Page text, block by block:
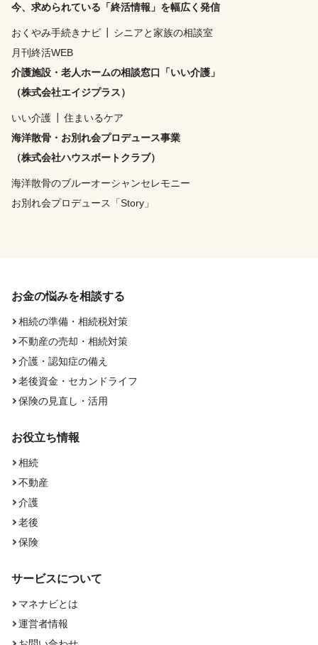
今、求められている「終活情報」を幅広く発信
おくやみ手続きナビ
シニアと家族の相談室
月刊終活WEB
介護施設・老人ホームの相談窓口「いい介護」
（株式会社エイジプラス）
いい介護
住まいるケア
海洋散骨・お別れ会プロデュース事業
（株式会社ハウスボートクラブ）
海洋散骨のブルーオーシャンセレモニー
お別れ会プロデュース「Story」
お金の悩みを相談する
相続の準備・相続税対策
不動産の売却・相続対策
介護・認知症の備え
老後資金・セカンドライフ
保険の見直し・活用
お役立ち情報
相続
不動産
介護
老後
保険
サービスについて
マネナビとは
運営者情報